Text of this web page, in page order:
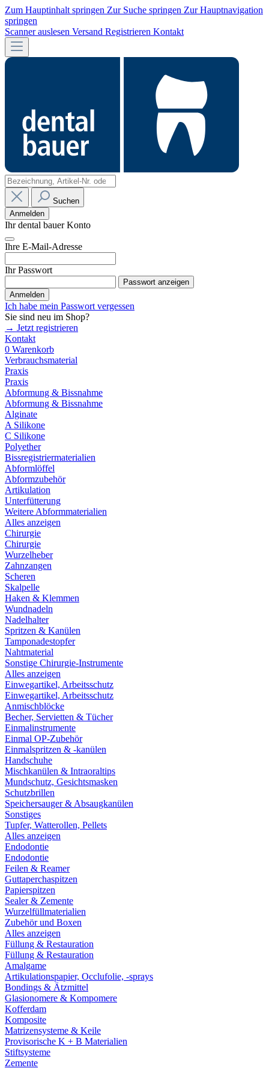
Zum Hauptinhalt springen Zur Suche springen Zur Hauptnavigation
springen
Scanner auslesen Versand Registrieren Kontakt
Suchen
Anmelden
Ihr dental bauer Konto
Ihre E-Mail-Adresse
Ihr Passwort
Passwort anzeigen
Anmelden
Ich habe mein Passwort vergessen
Sie sind neu im Shop?
→ Jetzt registrieren
Kontakt
0 Warenkorb
Verbrauchsmaterial
Praxis
Praxis
Abformung & Bissnahme
Abformung & Bissnahme
Alginate
A Silikone
C Silikone
Polyether
Bissregistriermaterialien
Abformlöffel
Abformzubehör
Artikulation
Unterfütterung
Weitere Abformmaterialien
Alles anzeigen
Chirurgie
Chirurgie
Wurzelheber
Zahnzangen
Scheren
Skalpelle
Haken & Klemmen
Wundnadeln
Nadelhalter
Spritzen & Kanülen
Tamponadestopfer
Nahtmaterial
Sonstige Chirurgie-Instrumente
Alles anzeigen
Einwegartikel, Arbeitsschutz
Einwegartikel, Arbeitsschutz
Anmischblöcke
Becher, Servietten & Tücher
Einmalinstrumente
Einmal OP-Zubehör
Einmalspritzen & -kanülen
Handschuhe
Mischkanülen & Intraoraltips
Mundschutz, Gesichtsmasken
Schutzbrillen
Speichersauger & Absaugkanülen
Sonstiges
Tupfer, Watterollen, Pellets
Alles anzeigen
Endodontie
Endodontie
Feilen & Reamer
Guttaperchaspitzen
Papierspitzen
Sealer & Zemente
Wurzelfüllmaterialien
Zubehör und Boxen
Alles anzeigen
Füllung & Restauration
Füllung & Restauration
Amalgame
Artikulationspapier, Occlufolie, -sprays
Bondings & Ätzmittel
Glasionomere & Kompomere
Kofferdam
Komposite
Matrizensysteme & Keile
Provisorische K + B Materialien
Stiftsysteme
Zemente